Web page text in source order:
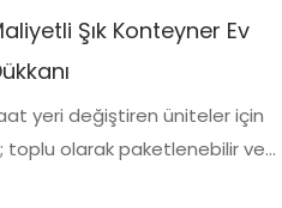
Şık Konteyner Ev
yeri değiştiren üniteler için
toplu olarak paketlenebilir ve